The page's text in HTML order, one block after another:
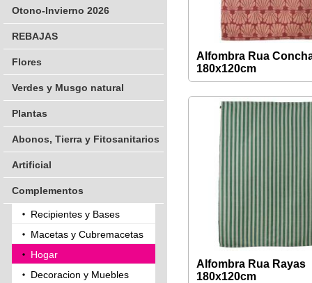
Otono-Invierno 2026
REBAJAS
Flores
Verdes y Musgo natural
Plantas
Abonos, Tierra y Fitosanitarios
Artificial
Complementos
Recipientes y Bases
Macetas y Cubremacetas
Hogar
Decoracion y Muebles
Alfombra Rua
180x120cm
Alfombra Rua Rayas
180x120cm